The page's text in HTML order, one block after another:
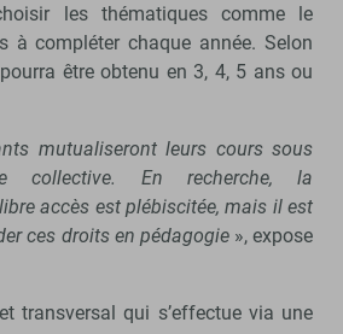
les thématiques comme le
à compléter chaque année. Selon
être obtenu en 3, 4, 5 ans ou
mutualiseront leurs cours sous
collective. En recherche, la
accès est plébiscitée, mais il est
ces droits en pédagogie», expose
transversal qui s’effectue via une